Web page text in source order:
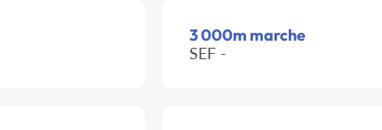
3 000m marche
SEF -